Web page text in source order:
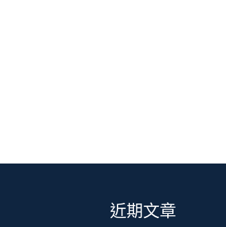
近期文章